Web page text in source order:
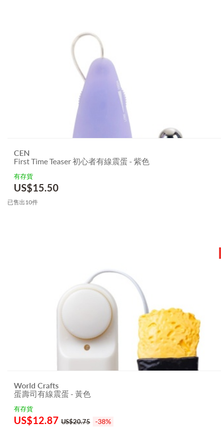
CEN
First Time Teaser 初心者有線震蛋 - 紫色
有存貨
US$15.50
已售出10件
World Crafts
蛋壽司有線震蛋 - 黃色
有存貨
US$12.87 US$20.75 -38%